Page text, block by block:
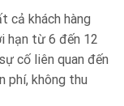
cả khách hàng
hạn từ 6 đến 12
cố liên quan đến
phí, không thu